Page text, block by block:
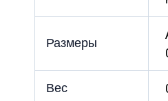
Размеры
Вес